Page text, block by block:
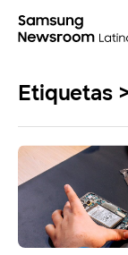
Etiquetas